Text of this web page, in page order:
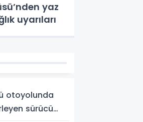
yaz
uyarıları
otoyolunda
sürücü